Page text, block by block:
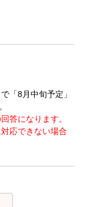
「8月中旬予定」
答になります。
応できない場合